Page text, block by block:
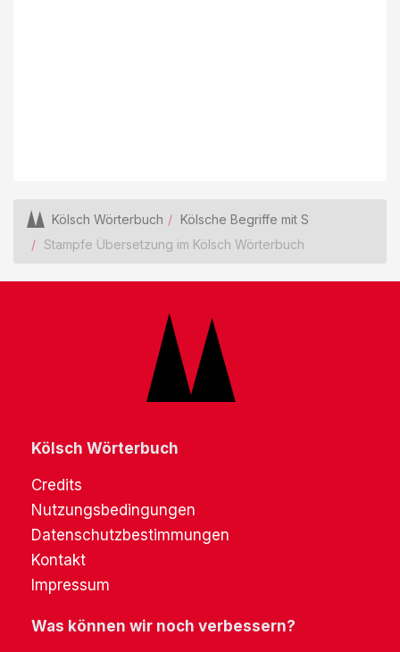
Kölsch Wörterbuch
Kölsche Begriffe mit S
Stampfe Übersetzung im Kölsch Wörterbuch
Kölsch Wörterbuch
Credits
Nutzungsbedingungen
Datenschutzbestimmungen
Kontakt
Impressum
Was können wir noch verbessern?